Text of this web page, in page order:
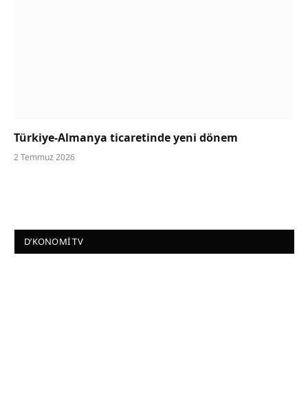
Türkiye-Almanya ticaretinde yeni dönem
2 Temmuz 2026
D’KONOMI TV